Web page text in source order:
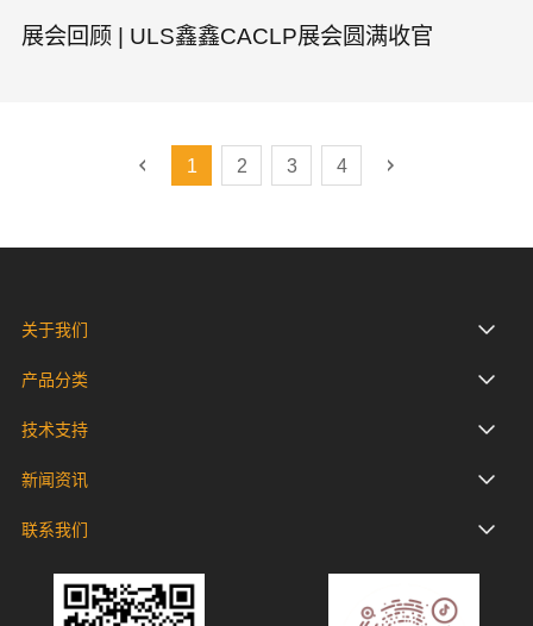
展会回顾 | ULS鑫鑫CACLP展会圆满收官
1 2 3 4
关于我们
产品分类
技术支持
新闻资讯
联系我们